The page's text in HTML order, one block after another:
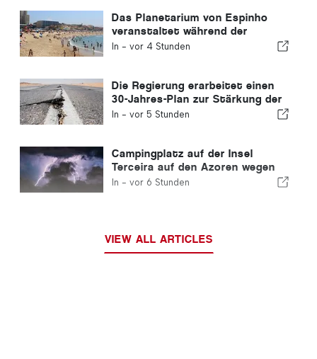
Das Planetarium von Espinho
veranstaltet während der
Sonnenfinsternis in Portugal
In - vor 4 Stunden
Die Regierung erarbeitet einen
30-Jahres-Plan zur Stärkung der
Widerstandsfähigkeit Portugals
In - vor 5 Stunden
Campingplatz auf der Insel
Terceira auf den Azoren wegen
Sturms evakuiert
In - vor 6 Stunden
VIEW ALL ARTICLES